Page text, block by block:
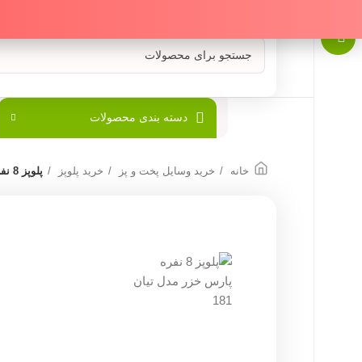
دسته بندی محصولات
خانه خرید وسایل پخت و پز خرید پلوپز پلوپز 8 نفره پارس خزر مدل تيان 181 – Tyan